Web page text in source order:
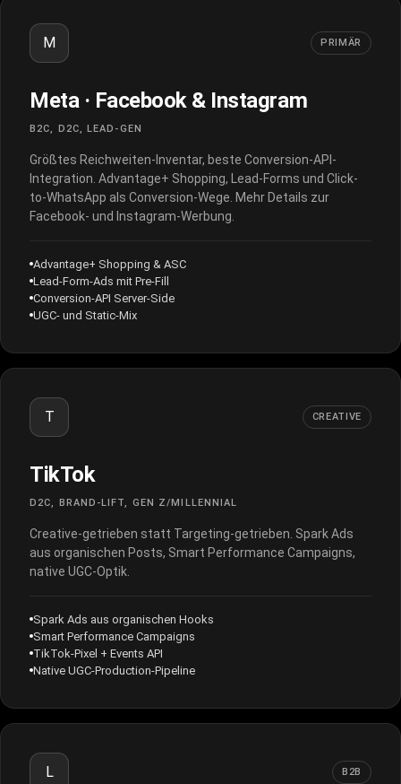
M PRIMÄR
Meta · Facebook & Instagram
B2C, D2C, LEAD-GEN
Größtes Reichweiten-Inventar, beste Conversion-API-
Integration. Advantage+ Shopping, Lead-Forms und Click-
to-WhatsApp als Conversion-Wege. Mehr Details zur
Facebook- und Instagram-Werbung
Advantage+ Shopping & ASC
Lead-Form-Ads mit Pre-Fill
Conversion-API Server-Side
UGC- und Static-Mix
T CREATIVE
TikTok
D2C, BRAND-LIFT, GEN Z/MILLENNIAL
Creative-getrieben statt Targeting-getrieben. Spark Ads
aus organischen Posts, Smart Performance Campaigns,
native UGC-Optik.
Spark Ads aus organischen Hooks
Smart Performance Campaigns
TikTok-Pixel + Events API
Native UGC-Production-Pipeline
L B2B